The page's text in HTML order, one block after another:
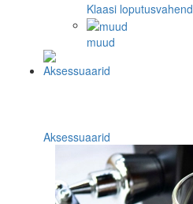
Klaasi loputusvahend
muud
Aksessuaarid